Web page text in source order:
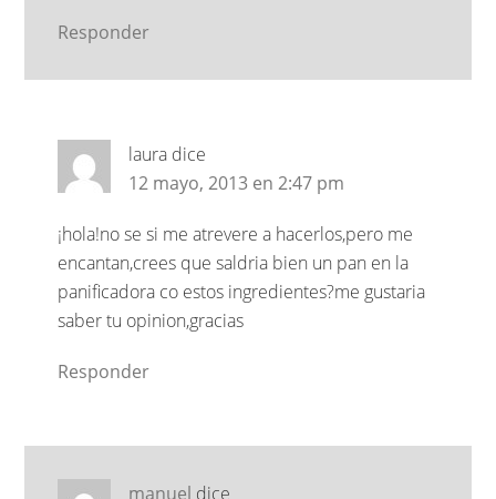
Responder
laura dice
12 mayo, 2013 en 2:47 pm
¡hola!no se si me atrevere a hacerlos,pero me
encantan,crees que saldria bien un pan en la
panificadora co estos ingredientes?me gustaria
saber tu opinion,gracias
Responder
manuel dice